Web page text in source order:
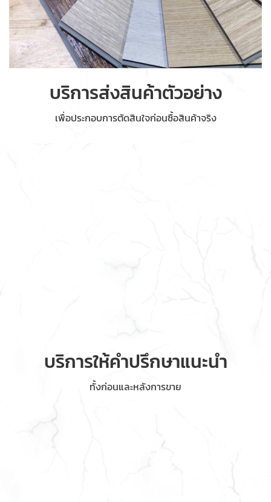
บริการส่งสินค้าตัวอย่าง
เพื่อประกอบการตัดสินใจก่อนซื้อสินค้าจริง
บริการให้คำปรึกษาแนะนำ
ทั้งก่อนและหลังการขาย